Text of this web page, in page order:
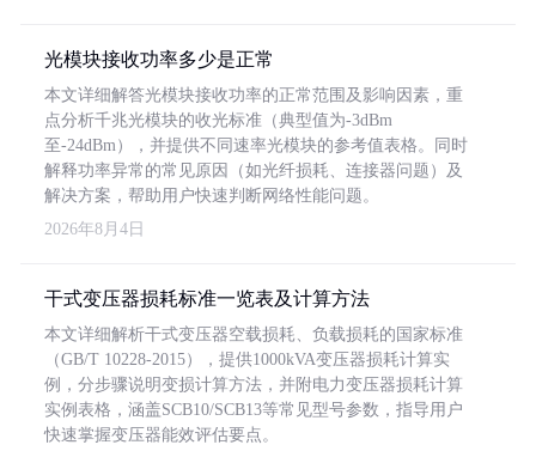
光模块接收功率多少是正常
本文详细解答光模块接收功率的正常范围及影响因素，重
点分析千兆光模块的收光标准（典型值为-3dBm
至-24dBm），并提供不同速率光模块的参考值表格。同时
解释功率异常的常见原因（如光纤损耗、连接器问题）及
解决方案，帮助用户快速判断网络性能问题。
2026年8月4日
干式变压器损耗标准一览表及计算方法
本文详细解析干式变压器空载损耗、负载损耗的国家标准
（GB/T 10228-2015），提供1000kVA变压器损耗计算实
例，分步骤说明变损计算方法，并附电力变压器损耗计算
实例表格，涵盖SCB10/SCB13等常见型号参数，指导用户
快速掌握变压器能效评估要点。